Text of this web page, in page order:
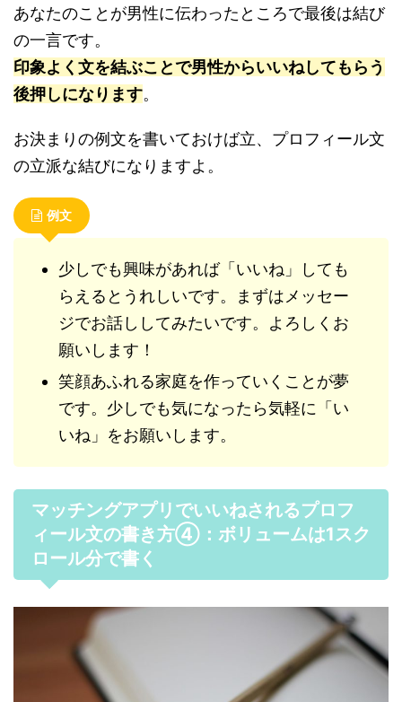
あなたのことが男性に伝わったところで最後は結び
の一言です。
印象よく文を結ぶことで男性からいいねしてもらう
後押しになります。
お決まりの例文を書いておけば立、プロフィール文
の立派な結びになりますよ。
例文
少しでも興味があれば「いいね」しても
らえるとうれしいです。まずはメッセー
ジでお話ししてみたいです。よろしくお
願いします！
笑顔あふれる家庭を作っていくことが夢
です。少しでも気になったら気軽に「い
いね」をお願いします。
マッチングアプリでいいねされるプロフ
ィール文の書き方④：ボリュームは1スク
ロール分で書く